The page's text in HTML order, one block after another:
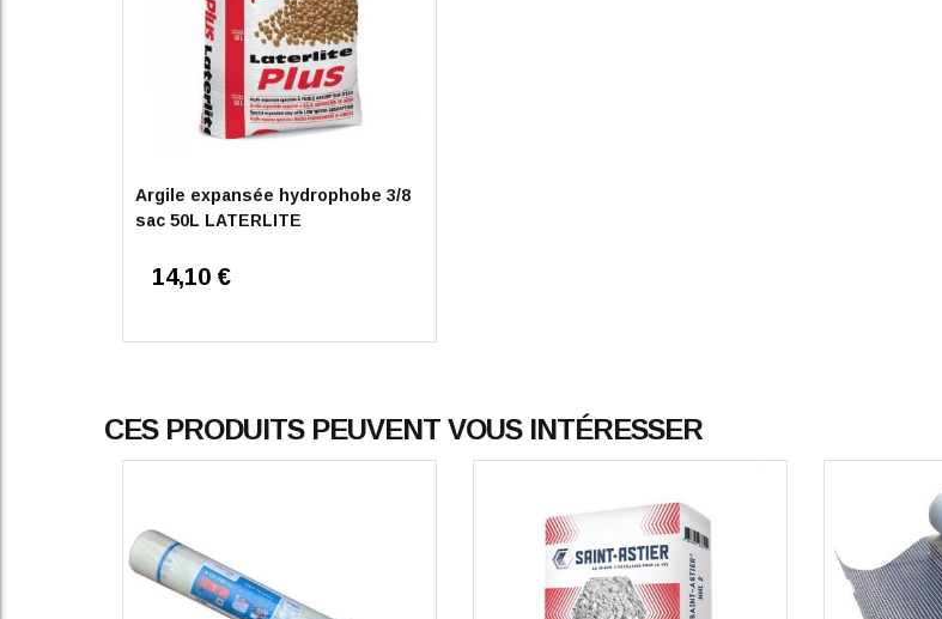
Argile expansée hydrophobe 3/8
sac 50L LATERLITE
14,10 €
CES PRODUITS PEUVENT VOUS INTÉRESSER